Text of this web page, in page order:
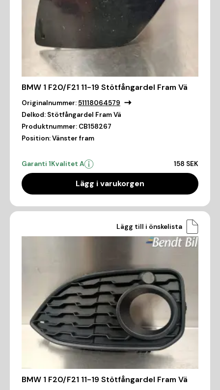
BMW 1 F20/F21 11-19 Stötfångardel Fram Vä
Originalnummer:51118064579
Delkod: Stötfångardel Fram Vä
Produktnummer: CB158267
Position:Vänster fram
Garanti 1Kvalitet A 158 SEK
Lägg i varukorgen
Lägg till i önskelista
BMW 1 F20/F21 11-19 Stötfångardel Fram Vä